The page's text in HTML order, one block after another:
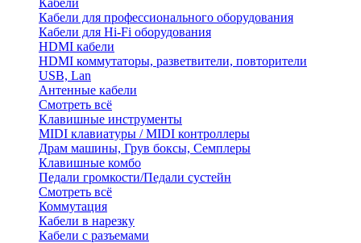
Кабели
Кабели для профессионального оборудования
Кабели для Hi-Fi оборудования
HDMI кабели
HDMI коммутаторы, разветвители, повторители
USB, Lan
Антенные кабели
Смотреть всё
Клавишные инструменты
MIDI клавиатуры / MIDI контроллеры
Драм машины, Грув боксы, Семплеры
Клавишные комбо
Педали громкости/Педали сустейн
Смотреть всё
Коммутация
Кабели в нарезку
Кабели с разъемами